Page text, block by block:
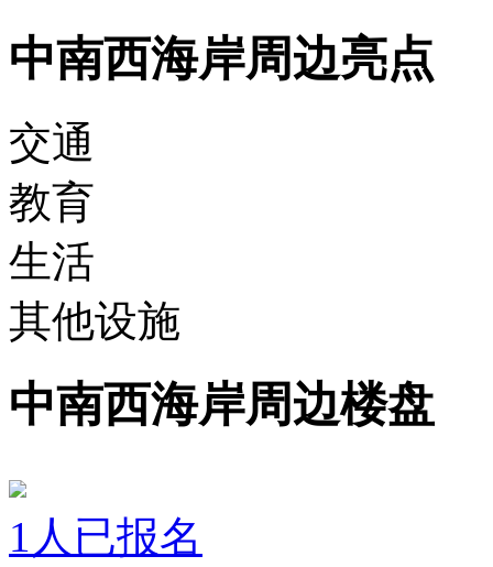
中南西海岸周边亮点
交通
教育
生活
其他设施
中南西海岸周边楼盘
1 人已报名